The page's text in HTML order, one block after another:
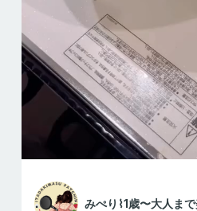
みぺり⌇1歳〜大人ま